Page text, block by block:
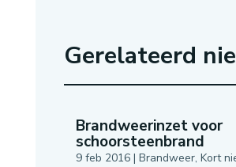
Gerelateerd
Brandweerinzet voor
schoorsteenbrand
9 feb 2016| Brandweer, Kort